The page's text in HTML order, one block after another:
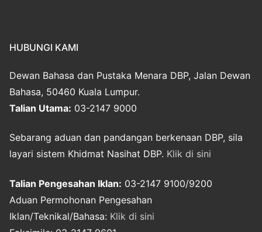
HUBUNGI KAMI
Dewan Bahasa dan Pustaka Menara DBP, Jalan Dewan
Bahasa, 50460 Kuala Lumpur.
Talian Utama: 03-2147 9000
Sebarang aduan dan pandangan berkenaan DBP, sila
layari sistem Khidmat Nasihat DBP. Klik di sini
Talian Pengesahan Iklan: 03-2147 9100/9200
Aduan Permohonan Pengesahan
Iklan/Teknikal/Bahasa: Klik di sini